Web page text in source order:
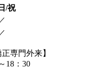
日/祝
専門外来】
18：30